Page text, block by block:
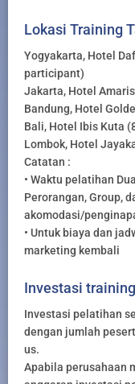
Lokasi Training
Yogyakarta, Hotel
participant)
Jakarta, Hotel
Bandung, Hotel
Bali, Hotel Ibis Kuta
Lombok, Hotel
Catatan :
• Waktu pelatihan
Perorangan, Group,
akomodasi/
• Untuk biaya dan
marketing kembali
Investasi
Investasi pelatihan
dengan jumlah
us.
Apabila perusahaan